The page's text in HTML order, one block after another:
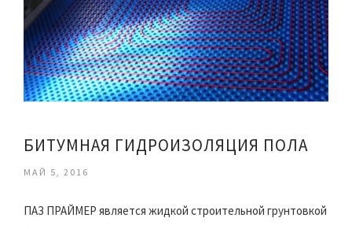
БИТУМНАЯ ГИДРОИЗОЛЯЦИЯ ПОЛА
МАЙ 5, 2016
ПАЗ ПРАЙМЕР является жидкой строительной грунтовкой